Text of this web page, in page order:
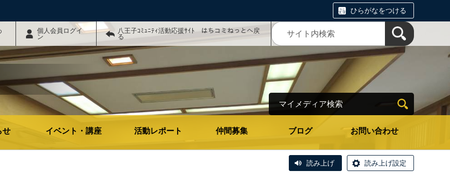
ひらがなをつける
個人会員ログイ
ン
八王子ｺﾐｭﾆﾃｨ活動応援ｻｲﾄ はちコミねっとへ戻
る
せ イベント・講座 活動レポート 仲間募集 ブログ お問い合わせ
マイメディア検索
読み上げ 読み上げ設定